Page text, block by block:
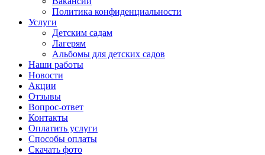
Политика конфиденциальности
Услуги
Детским садам
Лагерям
Альбомы для детских садов
Наши работы
Новости
Акции
Отзывы
Вопрос-ответ
Контакты
Оплатить услуги
Способы оплаты
Скачать фото